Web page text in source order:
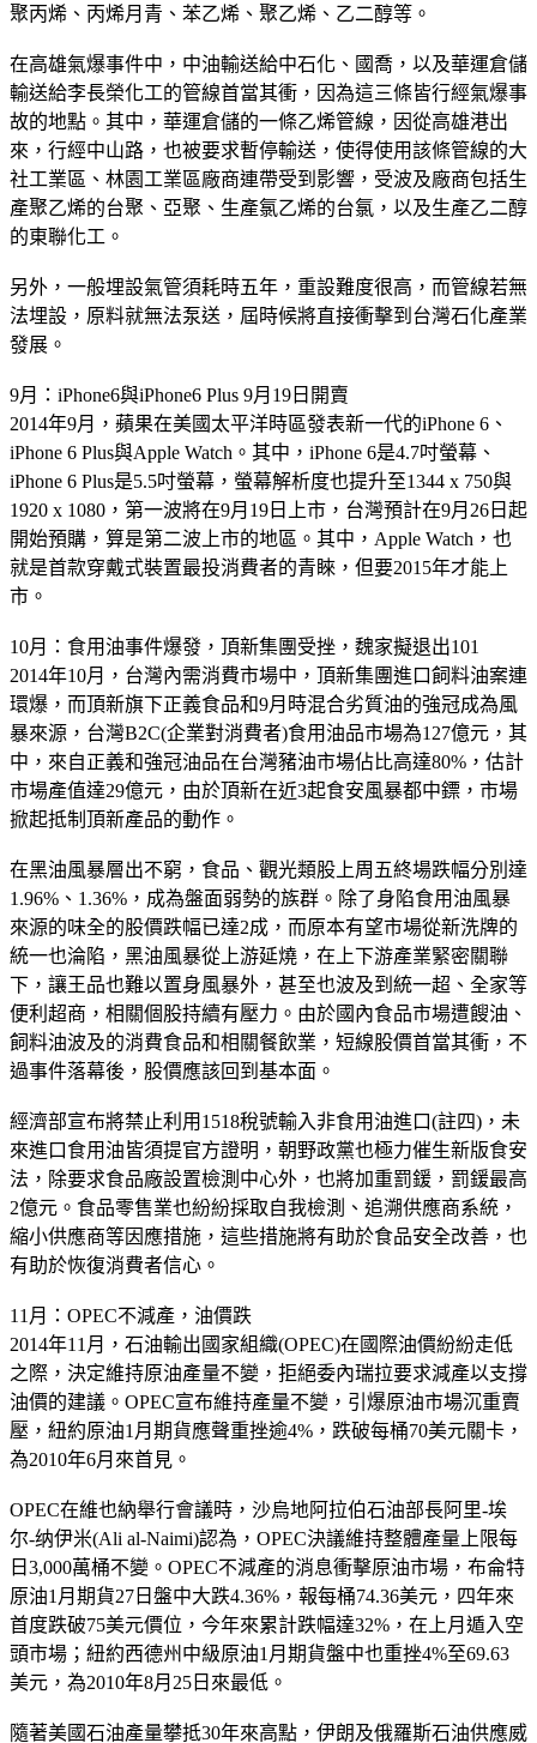
聚丙烯、丙烯月青、苯乙烯、聚乙烯、乙二醇等。
在高雄氣爆事件中，中油輸送給中石化、國喬，以及華運倉儲
輸送給李長榮化工的管線首當其衝，因為這三條皆行經氣爆事
故的地點。其中，華運倉儲的一條乙烯管線，因從高雄港出
來，行經中山路，也被要求暫停輸送，使得使用該條管線的大
社工業區、林園工業區廠商連帶受到影響，受波及廠商包括生
產聚乙烯的台聚、亞聚、生產氯乙烯的台氯，以及生產乙二醇
的東聯化工。
另外，一般埋設氣管須耗時五年，重設難度很高，而管線若無
法埋設，原料就無法泵送，屆時候將直接衝擊到台灣石化產業
發展。
9月：iPhone6與iPhone6 Plus 9月19日開賣
2014年9月，蘋果在美國太平洋時區發表新一代的iPhone 6、
iPhone 6 Plus與Apple Watch。其中，iPhone 6是4.7吋螢幕、
iPhone 6 Plus是5.5吋螢幕，螢幕解析度也提升至1344 x 750與
1920 x 1080，第一波將在9月19日上市，台灣預計在9月26日起
開始預購，算是第二波上市的地區。其中，Apple Watch，也
就是首款穿戴式裝置最投消費者的青睞，但要2015年才能上
市。
10月：食用油事件爆發，頂新集團受挫，魏家擬退出101
2014年10月，台灣內需消費市場中，頂新集團進口飼料油案連
環爆，而頂新旗下正義食品和9月時混合劣質油的強冠成為風
暴來源，台灣B2C(企業對消費者)食用油品市場為127億元，其
中，來自正義和強冠油品在台灣豬油市場佔比高達80%，估計
市場產值達29億元，由於頂新在近3起食安風暴都中鏢，市場
掀起抵制頂新產品的動作。
在黑油風暴層出不窮，食品、觀光類股上周五終場跌幅分別達
1.96%、1.36%，成為盤面弱勢的族群。除了身陷食用油風暴
來源的味全的股價跌幅已達2成，而原本有望市場從新洗牌的
統一也淪陷，黑油風暴從上游延燒，在上下游產業緊密關聯
下，讓王品也難以置身風暴外，甚至也波及到統一超、全家等
便利超商，相關個股持續有壓力。由於國內食品市場遭餿油、
飼料油波及的消費食品和相關餐飲業，短線股價首當其衝，不
過事件落幕後，股價應該回到基本面。
經濟部宣布將禁止利用1518稅號輸入非食用油進口(註四)，未
來進口食用油皆須提官方證明，朝野政黨也極力催生新版食安
法，除要求食品廠設置檢測中心外，也將加重罰鍰，罰鍰最高
2億元。食品零售業也紛紛採取自我檢測、追溯供應商系統，
縮小供應商等因應措施，這些措施將有助於食品安全改善，也
有助於恢復消費者信心。
11月：OPEC不減產，油價跌
2014年11月，石油輸出國家組織(OPEC)在國際油價紛紛走低
之際，決定維持原油產量不變，拒絕委內瑞拉要求減產以支撐
油價的建議。OPEC宣布維持產量不變，引爆原油市場沉重賣
壓，紐約原油1月期貨應聲重挫逾4%，跌破每桶70美元關卡，
為2010年6月來首見。
OPEC在維也納舉行會議時，沙烏地阿拉伯石油部長阿里-埃
尔-纳伊米(Ali al-Naimi)認為，OPEC決議維持整體產量上限每
日3,000萬桶不變。OPEC不減產的消息衝擊原油市場，布侖特
原油1月期貨27日盤中大跌4.36%，報每桶74.36美元，四年來
首度跌破75美元價位，今年來累計跌幅達32%，在上月遁入空
頭市場；紐約西德州中級原油1月期貨盤中也重挫4%至69.63
美元，為2010年8月25日來最低。
隨著美國石油產量攀抵30年來高點，伊朗及俄羅斯石油供應威